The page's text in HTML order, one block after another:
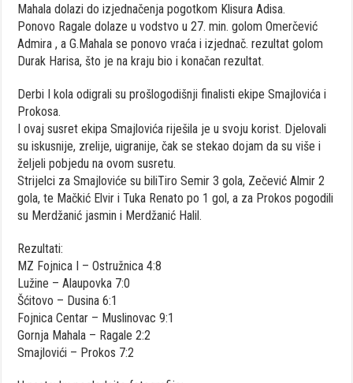
Mahala dolazi do izjednačenja pogotkom Klisura Adisa.
Ponovo Ragale dolaze u vodstvo u 27. min. golom Omerčević
Admira , a G.Mahala se ponovo vraća i izjednač. rezultat golom
Durak Harisa, što je na kraju bio i konačan rezultat.
Derbi I kola odigrali su prošlogodišnji finalisti ekipe Smajlovića i
Prokosa.
I ovaj susret ekipa Smajlovića riješila je u svoju korist. Djelovali
su iskusnije, zrelije, uigranije, čak se stekao dojam da su više i
željeli pobjedu na ovom susretu.
Strijelci za Smajloviće su biliTiro Semir 3 gola, Zečević Almir 2
gola, te Mačkić Elvir i Tuka Renato po 1 gol, a za Prokos pogodili
su Merdžanić jasmin i Merdžanić Halil.
Rezultati:
MZ Fojnica I – Ostružnica 4:8
Lužine – Alaupovka 7:0
Šćitovo – Dusina 6:1
Fojnica Centar – Muslinovac 9:1
Gornja Mahala – Ragale 2:2
Smajlovići – Prokos 7:2